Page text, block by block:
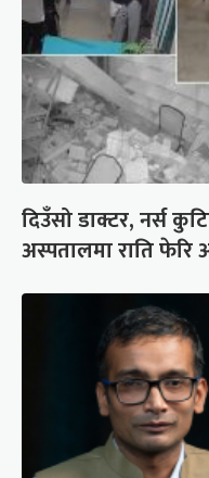
दिउँसो डाक्टर, नर्स
अस्पतालमा राति